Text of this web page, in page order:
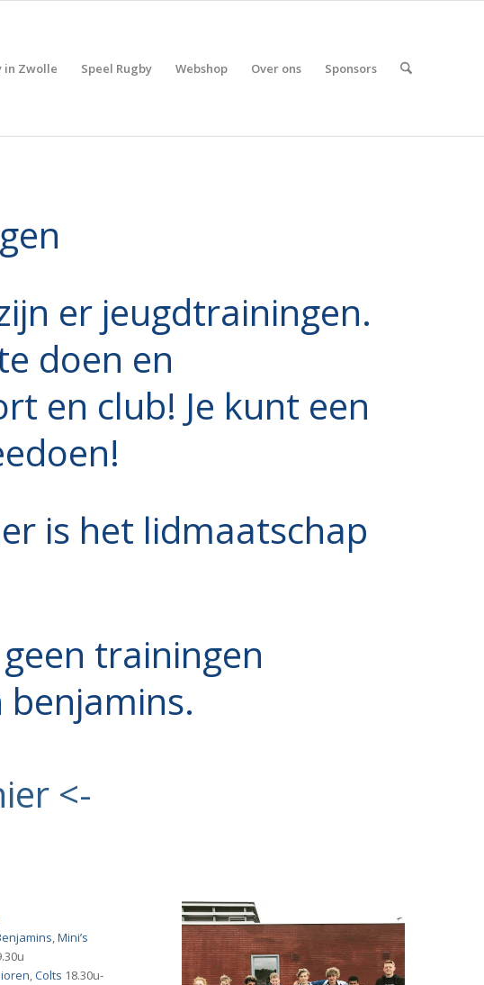
in Zwolle Speel Rugby Webshop Over ons Sponsors
er jeugdtrainingen.
doen en
en club! Je kunt een
is het lidmaatschap
trainingen
<-
,Mini’s
,Colts 18.30u-